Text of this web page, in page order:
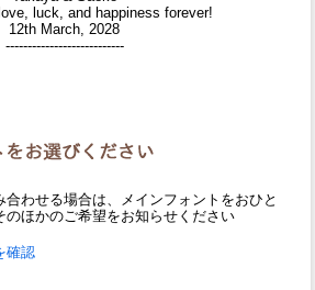
luck, and happiness forever!
12th March, 2028
---------------------------
合わせる場合は、メインフォントをおひと
のほかのご希望をお知らせください
確認